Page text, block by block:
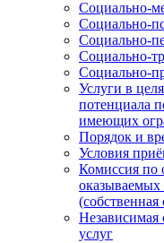
Социально-
Социально-
Социально-
Социально-
Социально-
Услуги в
потенциала
имеющих
Порядок и
Условия
Комиссия по
оказываемых
Независимая
услуг